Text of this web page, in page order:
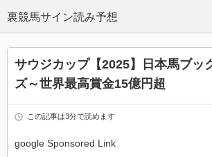
サウジカップ【2025】日本馬ブッ
ズ～世界最高賞金15億円超
この記事は3分で読めます
google Sponsored Link